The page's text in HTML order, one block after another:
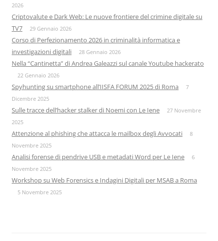
2026
Criptovalute e Dark Web: Le nuove frontiere del crimine digitale su
TV7
29 Gennaio 2026
Corso di Perfezionamento 2026 in criminalità informatica e
investigazioni digitali
28 Gennaio 2026
Nella “Cantinetta” di Andrea Galeazzi sul canale Youtube hackerato
22 Gennaio 2026
Spyhunting su smartphone all’IISFA FORUM 2025 di Roma
7
Dicembre 2025
Sulle tracce dell’hacker stalker di Noemi con Le Iene
27 Novembre
2025
Attenzione al phishing che attacca le mailbox degli Avvocati
8
Novembre 2025
Analisi forense di pendrive USB e metadati Word per Le Iene
6
Novembre 2025
Workshop su Web Forensics e Indagini Digitali per MSAB a Roma
5 Novembre 2025